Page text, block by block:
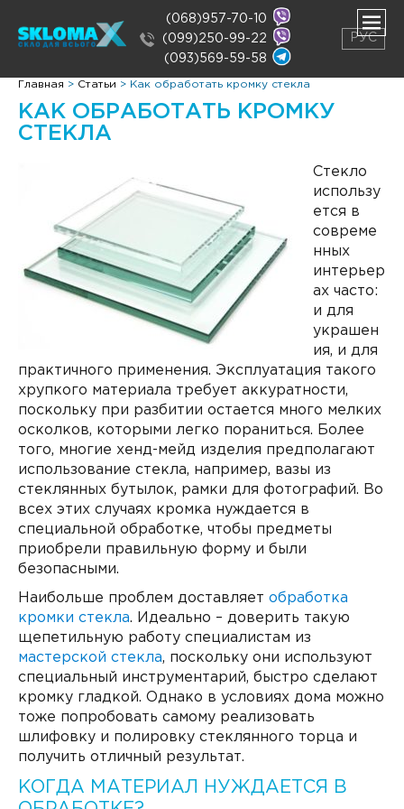
(068)957-70-10
(099)250-99-22
(093)569-59-58
РУС
Главная > Статьи > Как обработать кромку стекла
КАК ОБРАБОТАТЬ КРОМКУ
СТЕКЛА
Стекло
использу
ется в
совреме
нных
интерьер
ах часто:
и для
украшен
ия, и для
практичного применения. Эксплуатация такого
хрупкого материала требует аккуратности,
поскольку при разбитии остается много мелких
осколков, которыми легко пораниться. Более
того, многие хенд-мейд изделия предполагают
использование стекла, например, вазы из
стеклянных бутылок, рамки для фотографий. Во
всех этих случаях кромка нуждается в
специальной обработке, чтобы предметы
приобрели правильную форму и были
безопасными.
Наибольше проблем доставляетобработка
кромки стекла. Идеально – доверить такую
щепетильную работу специалистам из
мастерской стекла, поскольку они используют
специальный инструментарий, быстро сделают
кромку гладкой. Однако в условиях дома можно
тоже попробовать самому реализовать
шлифовку и полировку стеклянного торца и
получить отличный результат.
КОГДА МАТЕРИАЛ НУЖДАЕТСЯ В